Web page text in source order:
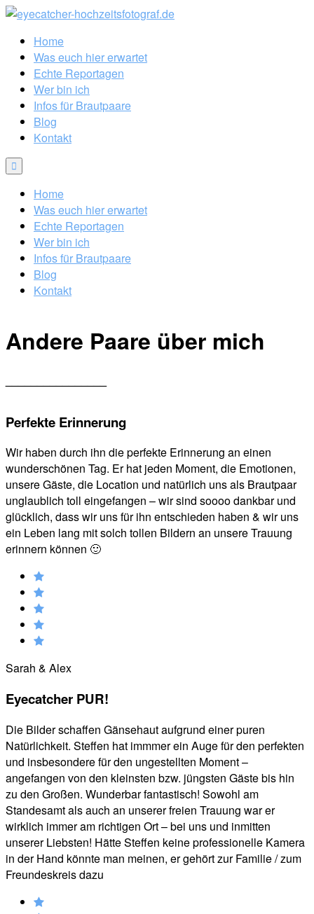
Home
Was euch hier erwartet
Echte Reportagen
Wer bin ich
Infos für Brautpaare
Blog
Kontakt
Home
Was euch hier erwartet
Echte Reportagen
Wer bin ich
Infos für Brautpaare
Blog
Kontakt
Andere Paare über mich
Perfekte Erinnerung
Wir haben durch ihn die perfekte Erinnerung an einen
wunderschönen Tag. Er hat jeden Moment, die Emotionen,
unsere Gäste, die Location und natürlich uns als Brautpaar
unglaublich toll eingefangen – wir sind soooo dankbar und
glücklich, dass wir uns für ihn entschieden haben & wir uns
ein Leben lang mit solch tollen Bildern an unsere Trauung
erinnern können 🙂
Sarah & Alex
Eyecatcher PUR!
Die Bilder schaffen Gänsehaut aufgrund einer puren
Natürlichkeit. Steffen hat immmer ein Auge für den perfekten
und insbesondere für den ungestellten Moment –
angefangen von den kleinsten bzw. jüngsten Gäste bis hin
zu den Großen. Wunderbar fantastisch! Sowohl am
Standesamt als auch an unserer freien Trauung war er
wirklich immer am richtigen Ort – bei uns und inmitten
unserer Liebsten! Hätte Steffen keine professionelle Kamera
in der Hand könnte man meinen, er gehört zur Familie / zum
Freundeskreis dazu